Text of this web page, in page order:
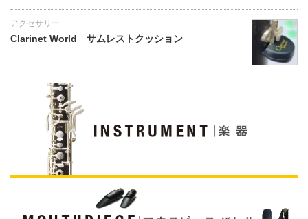
アクセサリー
Clarinet World サムレストクッション